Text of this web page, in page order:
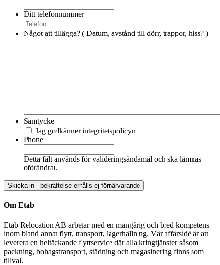
Ditt telefonnummer
Något att tillägga? ( Datum, avstånd till dörr, trappor, hiss? )
Samtycke
Jag godkänner integritetspolicyn.
Phone
Detta fält används för valideringsändamål och ska lämnas
oförändrat.
Om Etab
Etab Relocation AB arbetar med en mångårig och bred kompetens
inom bland annat flytt, transport, lagerhållning. Vår affärsidé är att
leverera en heltäckande flyttservice där alla kringtjänster såsom
packning, bohagstransport, städning och magasinering finns som
tillval.